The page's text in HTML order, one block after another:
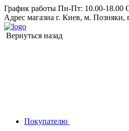
График работы Пн-Пт: 10.00-18.00
Адрес магазиа г. Киев, м. Позняки,
Вернуться назад
Покупателю